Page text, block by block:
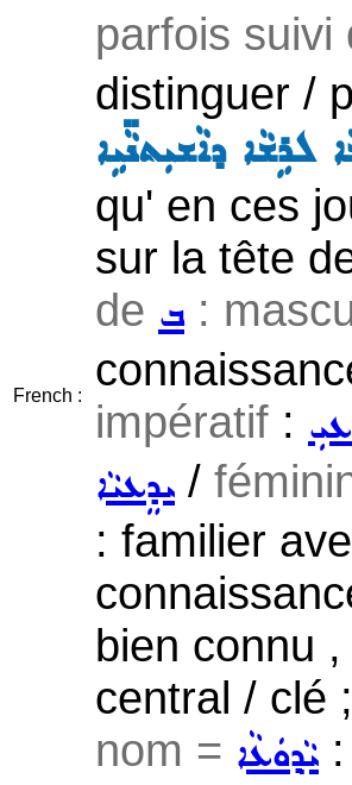
French :
parfois suivi
distinguer /
ܕܐܵܫܝܼܬܢܵ̈ܝܹܐ
qu' en ces
sur la tête
de ܒ:
impératif :
ܝܕܸܥܝܵܐ /
: familier
bien connu
central / clé
nom = ܝܵܕ݂ܘܿܥܵܐ